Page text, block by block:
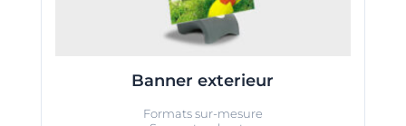
Banner exterieur
Formats sur-mesure